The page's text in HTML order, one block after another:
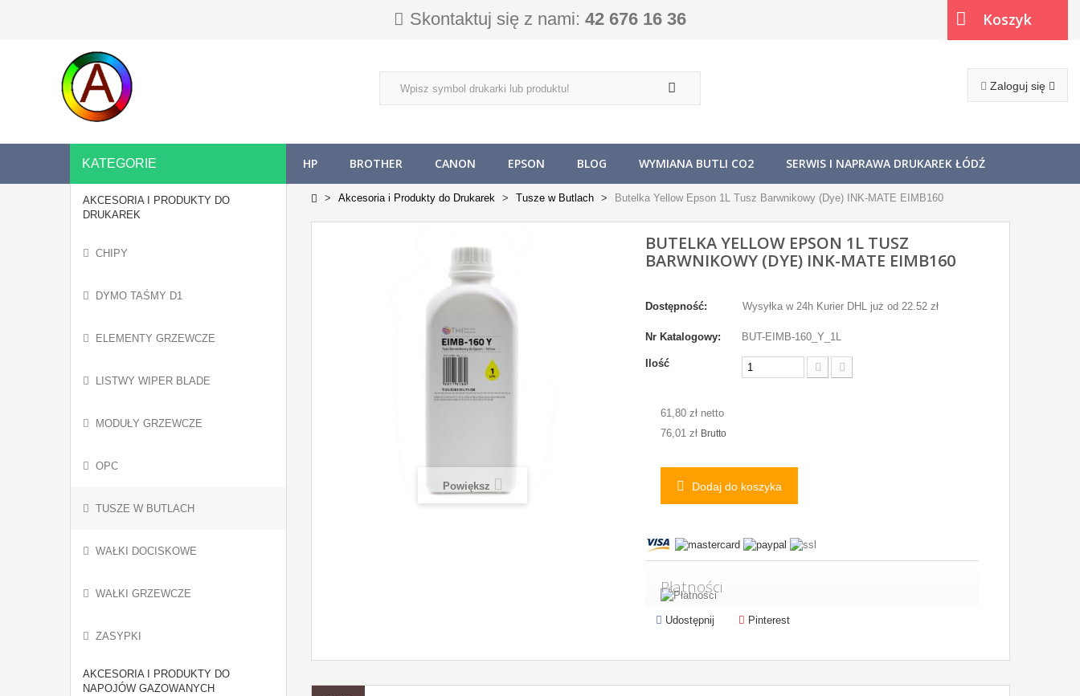
Skontaktuj się z nami: 42 676 16 36
Zaloguj się
Koszyk
KATEGORIE HP BROTHER CANON EPSON BLOG WYMIANA BUTLI CO2 SERWIS I NAPRAWA DRUKAREK ŁÓDŹ
AKCESORIA I PRODUKTY DO
DRUKAREK
CHIPY
DYMO TAŚMY D1
ELEMENTY GRZEWCZE
LISTWY WIPER BLADE
MODUŁY GRZEWCZE
OPC
TUSZE W BUTLACH
WAŁKI DOCISKOWE
WAŁKI GRZEWCZE
ZASYPKI
AKCESORIA I PRODUKTY DO
NAPOJÓW GAZOWANYCH
Akcesoria i Produkty do Drukarek Tusze w Butlach Butelka Yellow Epson 1L Tusz Barwnikowy (Dye) INK-MATE EIMB160
Powiększ
BUTELKA YELLOW EPSON 1L TUSZ
BARWNIKOWY (DYE) INK-MATE EIMB160
Dostępność: Wysyłka w 24h Kurier DHL już od 22.52 zł
Nr Katalogowy: BUT-EIMB-160_Y_1L
Ilość
61,80 zł netto
76,01 zł Brutto
Dodaj do koszyka
Płatności
Udostępnij Pinterest